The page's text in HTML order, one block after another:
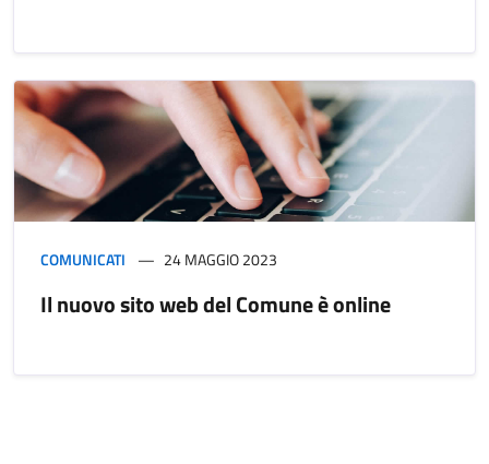
COMUNICATI 24 MAGGIO 2023
Il nuovo sito web del Comune è online